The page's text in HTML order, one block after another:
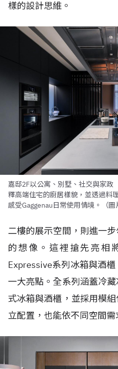
樣的設計思維。
嘉邸2F以公寓、別墅、社交與家政
釋高端住宅的廚居樣貌，並透過料
感受Gaggenau日常使用情境。（圖
二樓的展示空間，則進一
的想像。這裡搶先亮相
Expressive系列冰箱與酒
一大亮點。全系列涵蓋冷
式冰箱與酒櫃，並採用模
立配置，也能依不同空間需